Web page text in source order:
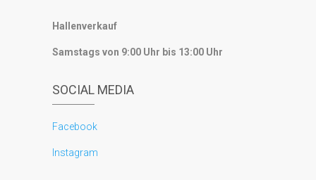
Hallenverkauf
Samstags von 9:00 Uhr bis 13:00 Uhr
SOCIAL MEDIA
Facebook
Instagram